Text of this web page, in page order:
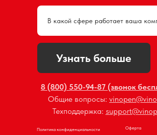
8 (800) 550-94-87 (звонок
Общие вопросы:
Техподдержка:
Политика конфиденциальности
Узнать больше
Оферта